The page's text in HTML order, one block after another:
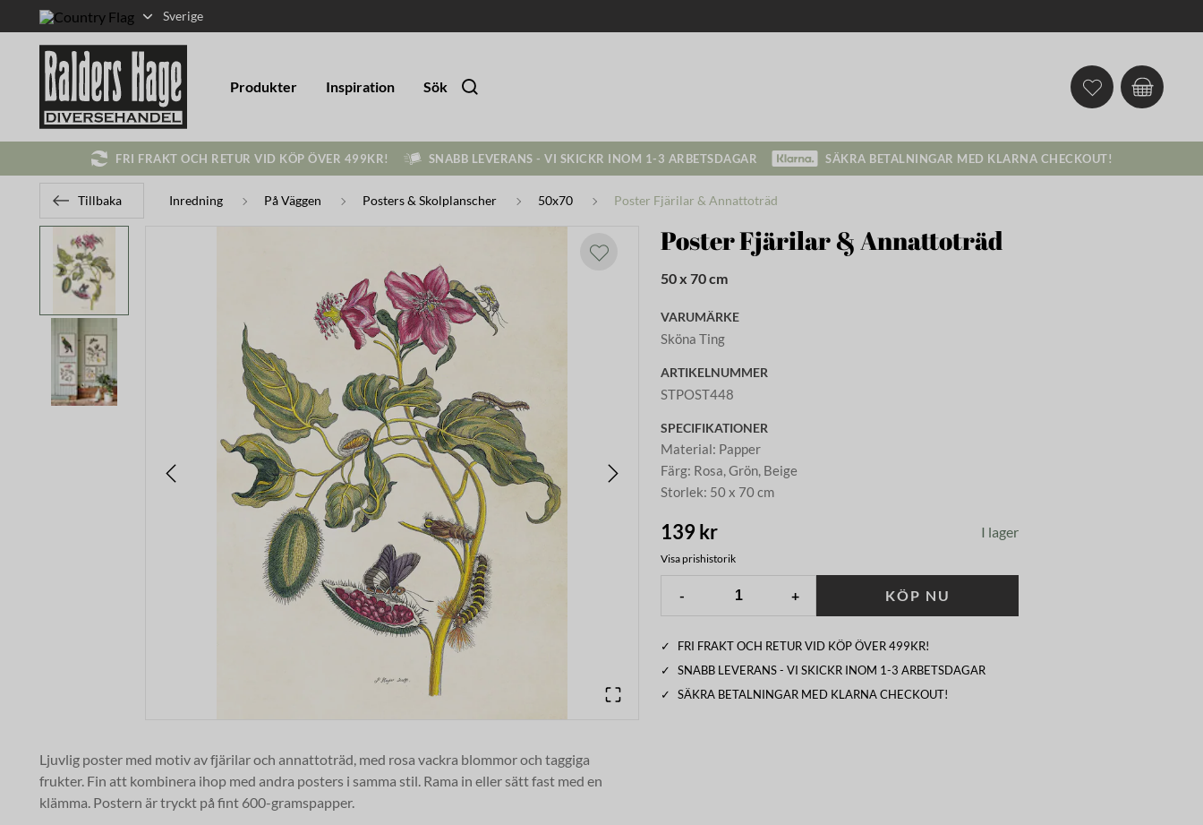
Sverige
Produkter Inspiration Sök
FRI FRAKT OCH RETUR VID KÖP ÖVER 499KR! SNABB LEVERANS - VI SKICKR INOM 1-3 ARBETSDAGAR SÄKRA BETALNINGAR MED KLARNA CHECKOUT!
Tillbaka Inredning På Väggen Posters & Skolplanscher 50x70 Poster Fjärilar & Annattoträd
Ljuvlig poster med motiv av fjärilar och annattoträd, med rosa vackra blommor och taggiga
frukter. Fin att kombinera ihop med andra posters i samma stil. Rama in eller sätt fast med en
klämma. Postern är tryckt på fint 600-gramspapper.
Poster Fjärilar & Annattoträd
50 x 70 cm
VARUMÄRKE
Sköna Ting
ARTIKELNUMMER
STPOST448
SPECIFIKATIONER
Material: Papper
Färg: Rosa, Grön, Beige
Storlek: 50 x 70 cm
139 kr I lager
Visa prishistorik
- + KÖP NU
✓
FRI FRAKT OCH RETUR VID KÖP ÖVER 499KR!
✓
SNABB LEVERANS - VI SKICKR INOM 1-3 ARBETSDAGAR
✓
SÄKRA BETALNINGAR MED KLARNA CHECKOUT!